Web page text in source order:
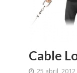
Cable
25 abril, 2012